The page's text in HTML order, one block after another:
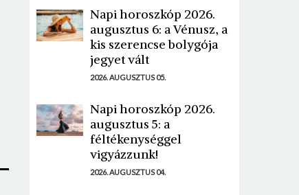
Napi horoszkóp 2026.
augusztus 6: a Vénusz, a
kis szerencse bolygója
jegyet vált
2026. AUGUSZTUS 05.
Napi horoszkóp 2026.
augusztus 5: a
féltékenységgel
vigyázzunk!
2026. AUGUSZTUS 04.